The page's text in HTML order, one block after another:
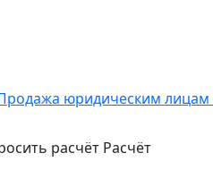
юридическим лицам
расчёт Расчёт